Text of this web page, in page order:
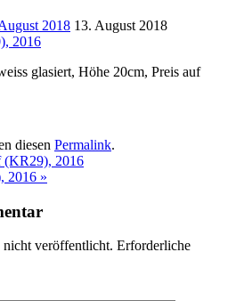
2018 13. August 2018
glasiert, Höhe 20cm, Preis auf
diesen Permalink.
(KR29), 2016
2016 »
veröffentlicht. Erforderliche